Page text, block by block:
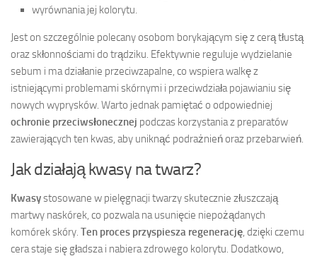
wyrównania jej kolorytu.
Jest on szczególnie polecany osobom borykającym się z cerą tłustą
oraz skłonnościami do trądziku. Efektywnie reguluje wydzielanie
sebum i ma działanie przeciwzapalne, co wspiera walkę z
istniejącymi problemami skórnymi i przeciwdziała pojawianiu się
nowych wyprysków. Warto jednak pamiętać o odpowiedniej
ochronie przeciwsłonecznej podczas korzystania z preparatów
zawierających ten kwas, aby uniknąć podrażnień oraz przebarwień.
Jak działają kwasy na twarz?
Kwasystosowane w pielęgnacji twarzy skutecznie złuszczają
martwy naskórek, co pozwala na usunięcie niepożądanych
komórek skóry. Ten proces przyspiesza regenerację, dzięki czemu
cera staje się gładsza i nabiera zdrowego kolorytu. Dodatkowo,